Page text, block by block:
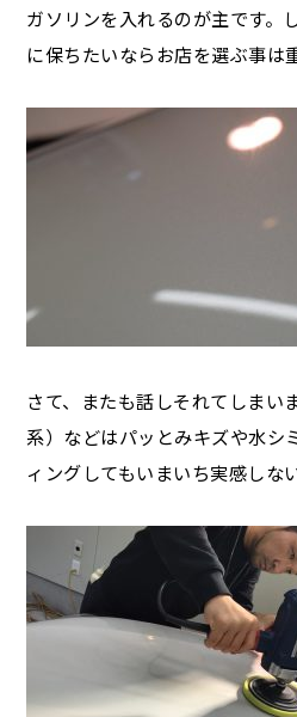
ガソリンを入れるのが主です。
に保ちたいならお店を選ぶ事は
さて、またも話しそれてしまい
系）などはパッとみキズや水シ
ィングしてもいまいち実感しな